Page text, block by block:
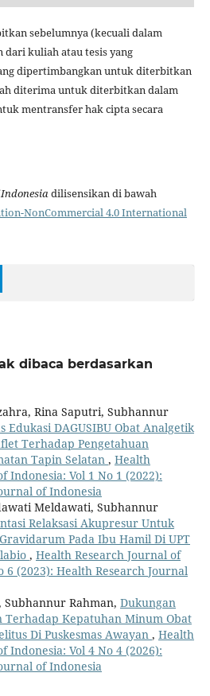
sebelumnya (kecuali dalam
dari kuliah atau tesis yang
dipertimbangkan untuk diterbitkan
diterima untuk diterbitkan dalam
mentransfer hak cipta secara
dilisensikan di bawah
NonCommercial 4.0 International
dibaca berdasarkan
Rina Saputri, Subhannur
Edukasi DAGUSIBU Obat Analgetik
Terhadap Pengetahuan
Tapin Selatan , Health
Indonesia: Vol 1 No 1 (2022):
of Indonesia
Meldawati, Subhannur
Relaksasi Akupresur Untuk
Pada Ibu Hamil Di UPT
, Health Research Journal of
6 (2023): Health Research Journal
Rahman, Dukungan
Terhadap Kepatuhan Minum Obat
Di Puskesmas Awayan , Health
Indonesia: Vol 4 No 4 (2026):
of Indonesia